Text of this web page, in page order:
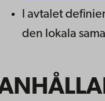
I avtalet
den lokala